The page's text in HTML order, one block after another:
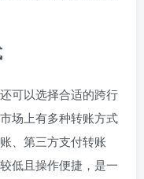
可以选择合适的跨行
场上有多种转账方式
、第三方支付转账
低且操作便捷，是一